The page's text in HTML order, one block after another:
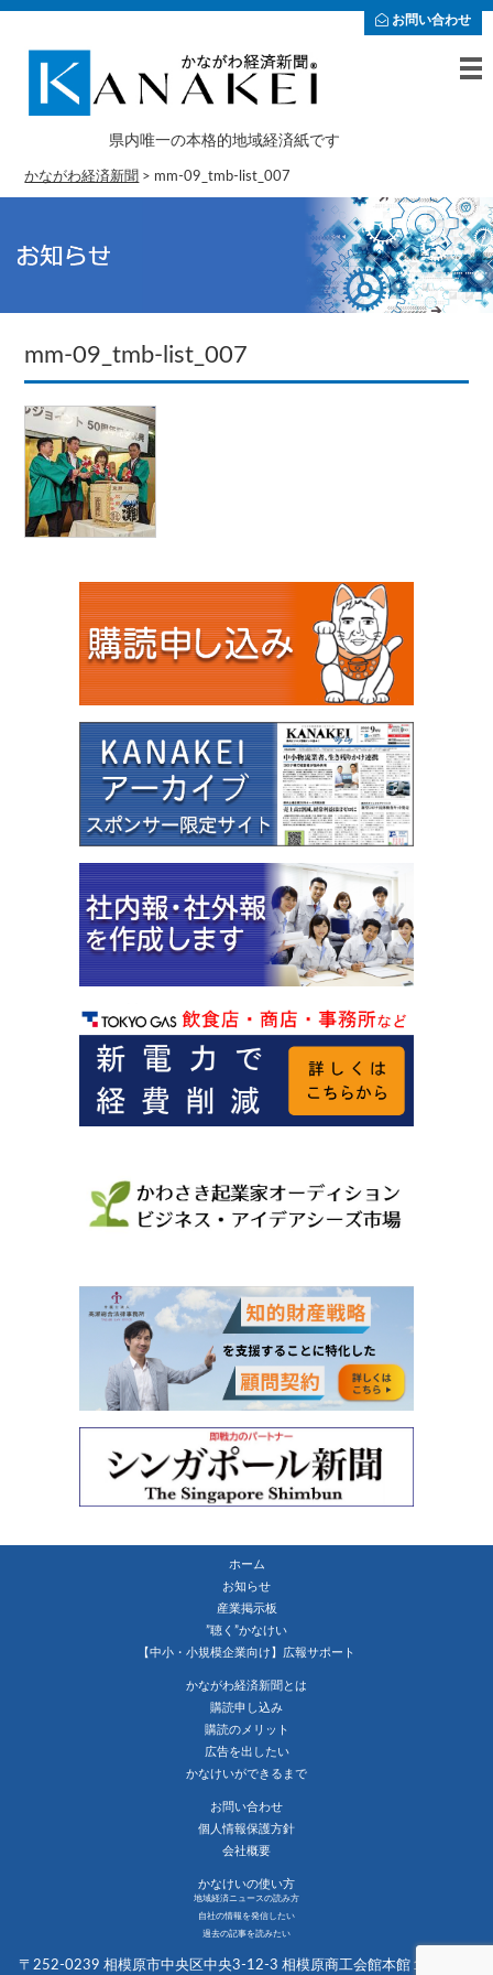
お問い合わせ
県内唯一の本格的地域経済紙です
かながわ経済新聞 > mm-09_tmb-list_007
mm-09_tmb-list_007
ホーム
お知らせ
産業掲示板
”聴く”かなけい
【中小・小規模企業向け】広報サポート
かながわ経済新聞とは
購読申し込み
購読のメリット
広告を出したい
かなけいができるまで
お問い合わせ
個人情報保護方針
会社概要
かなけいの使い方
地域経済ニュースの読み方
自社の情報を発信したい
過去の記事を読みたい
〒252-0239 相模原市中央区中央3-12-3 相模原商工会館本館１